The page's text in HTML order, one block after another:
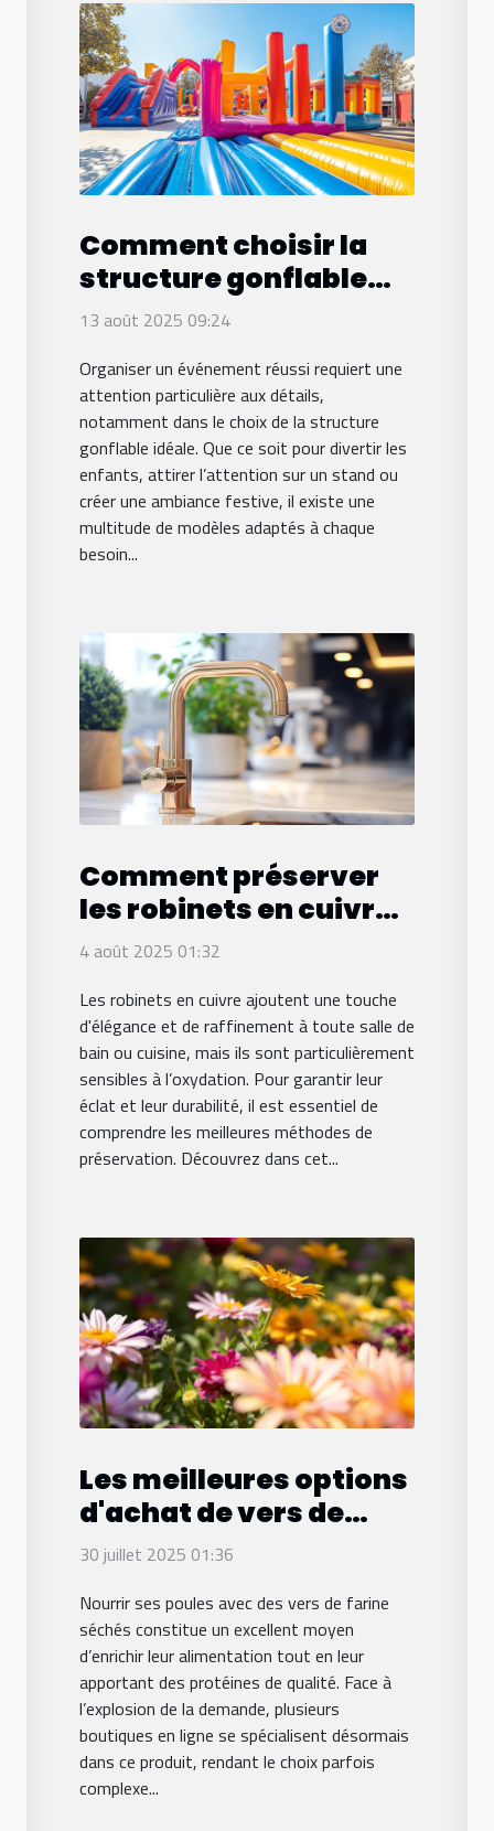
Comment choisir la
structure gonflable
idéale pour votre
13 août 2025 09:24
Organiser un événement réussi requiert une
attention particulière aux détails,
notamment dans le choix de la structure
gonflable idéale. Que ce soit pour divertir les
enfants, attirer l’attention sur un stand ou
créer une ambiance festive, il existe une
multitude de modèles adaptés à chaque
besoin...
Comment préserver
les robinets en cuivre
contre l'oxydation ?
4 août 2025 01:32
Les robinets en cuivre ajoutent une touche
d'élégance et de raffinement à toute salle de
bain ou cuisine, mais ils sont particulièrement
sensibles à l’oxydation. Pour garantir leur
éclat et leur durabilité, il est essentiel de
comprendre les meilleures méthodes de
préservation. Découvrez dans cet...
Les meilleures options
d'achat de vers de
farine séchés pour les
30 juillet 2025 01:36
Nourrir ses poules avec des vers de farine
séchés constitue un excellent moyen
d’enrichir leur alimentation tout en leur
apportant des protéines de qualité. Face à
l’explosion de la demande, plusieurs
boutiques en ligne se spécialisent désormais
dans ce produit, rendant le choix parfois
complexe...